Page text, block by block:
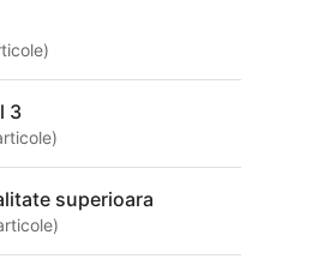
)
3
)
superioara
)